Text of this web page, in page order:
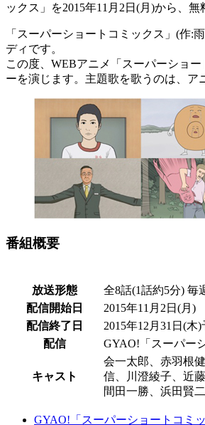
ックス」を2015年11月2日(月)から、
「スーパーショートコミックス」(作:
ディです。
この度、WEBアニメ「スーパーショ
ーを演じます。主題歌を歌うのは、ア
番組概要
放送形態
全8話(1話約5分) 毎
配信開始日
2015年11月2日(月)
配信終了日
2015年12月31日(木)
配信
GYAO!「スーパー
キャスト
会一太郎、赤羽根
信、川澄綾子、近
間田一勝、浜田賢
GYAO!「スーパーショートコミ